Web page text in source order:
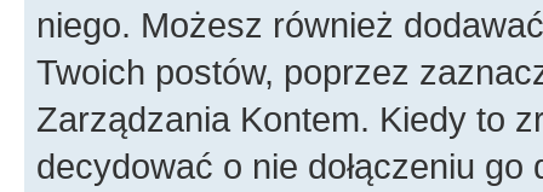
niego. Możesz również
Twoich postów, poprzez
Zarządzania Kontem. Kiedy to
decydować o nie dołączeniu